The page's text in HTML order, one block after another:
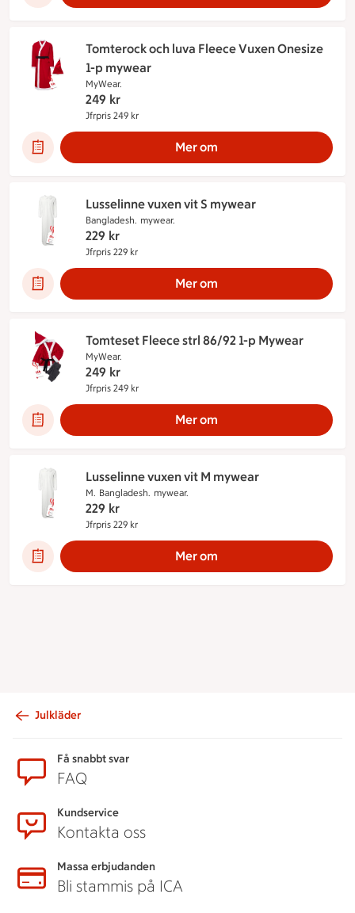
Tomterock och luva Fleece Vuxen Onesize
1-p mywear
MyWear.
249 kr
Jfrpris 249 kr
Mer om
Lusselinne vuxen vit S mywear
Bangladesh. mywear.
229 kr
Jfrpris 229 kr
Mer om
Tomteset Fleece strl 86/92 1-p Mywear
MyWear.
249 kr
Jfrpris 249 kr
Mer om
Lusselinne vuxen vit M mywear
M. Bangladesh. mywear.
229 kr
Jfrpris 229 kr
Mer om
Julkläder
Få snabbt svar
FAQ
Kundservice
Kontakta oss
Massa erbjudanden
Bli stammis på ICA